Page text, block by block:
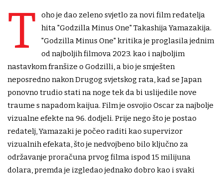
T
oho je dao zeleno svjetlo za novi film redatelja
hita "Godzilla Minus One" Takashija Yamazakija.
"Godzilla Minus One" kritika je proglasila jednim
od najboljih filmova 2023. kao i najboljim
nastavkom franšize o Godzilli, a bio je smješten
neposredno nakon Drugog svjetskog rata, kad se Japan
ponovno trudio stati na noge tek da bi uslijedile nove
traume s napadom kaijua. Film je osvojio Oscar za najbolje
vizualne efekte na 96. dodjeli. Prije nego što je postao
redatelj, Yamazaki je počeo raditi kao supervizor
vizualnih efekata, što je nedvojbeno bilo ključno za
održavanje proračuna prvog filma ispod 15 milijuna
dolara, premda je izgledao jednako dobro kao i svaki